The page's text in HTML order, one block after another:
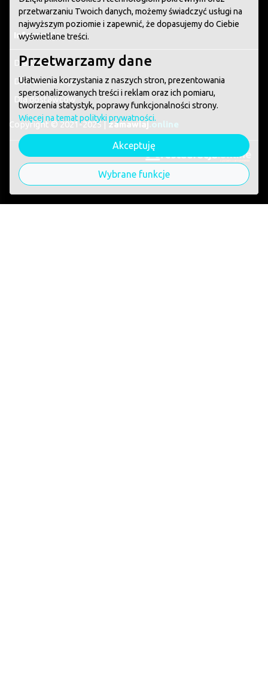
Informacje
Dla klientów
Dla restauracji
Dla dostawców
Copyright © 2021-2025 |zamawiaj.online
system zamawiania
przetwarzaniu Twoich danych, możemy świadczyć usługi na
najwyższym poziomie i zapewnić, że dopasujemy do Ciebie
wyświetlane treści.
Przetwarzamy dane
Ułatwienia korzystania z naszych stron, prezentowania
spersonalizowanych treści i reklam oraz ich pomiaru,
tworzenia statystyk, poprawy funkcjonalności strony.
Więcej na temat polityki prywatności.
Akceptuję
Wybrane funkcje